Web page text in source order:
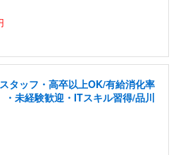
タッフ・高卒以上OK/有給消化率
未経験歓迎・ITスキル習得/品川